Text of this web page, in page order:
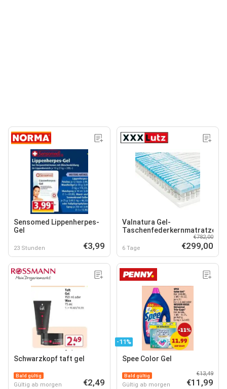
Sensomed Lippenherpes-
Gel
23 Stunden €3,99
Valnatura Gel-
Taschenfederkernmatratze
6 Tage
€782,00
€299,00
Schwarzkopf taft gel
Bald gültig
Gültig ab morgen €2,49
-11%
Spee Color Gel
Bald gültig
Gültig ab morgen
€13,49
€11,99